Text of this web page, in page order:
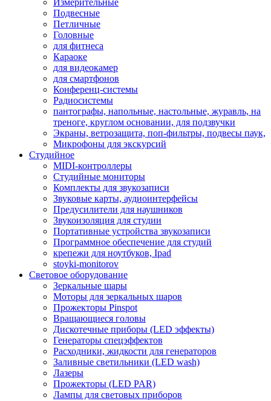
Измерительные
Подвесные
Петличные
Головные
для фитнеса
Караоке
для видеокамер
для смартфонов
Конференц-системы
Радиосистемы
пантографы, напольные, настольные, журавль, на
треноге, круглом основании, для подзвучки
Экраны, ветрозащита, поп-фильтры, подвесы паук,
Микрофоны для экскурсий
Студийное
MIDI-контроллеры
Студийные мониторы
Комплекты для звукозаписи
Звуковые карты, аудиоинтерфейсы
Предусилители для наушников
Звукоизоляция для студии
Портативные устройства звукозаписи
Программное обеспечение для студий
крепежи для ноутбуков, Ipad
stoyki-monitorov
Световое оборудование
Зеркальные шары
Моторы для зеркальных шаров
Прожекторы Pinspot
Вращающиеся головы
Дискотечные приборы (LED эффекты)
Генераторы спецэффектов
Расходники, жидкости для генераторов
Заливные светильники (LED wash)
Лазеры
Прожекторы (LED PAR)
Лампы для световых приборов